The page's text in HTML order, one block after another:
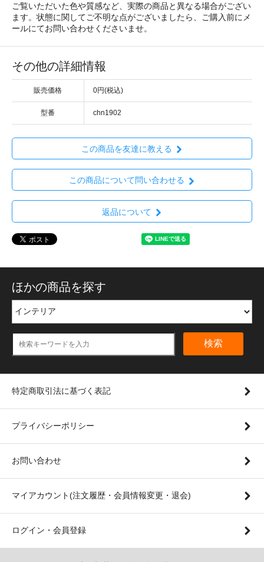
ご覧いただいた色や質感など、実際の商品と異なる場合がござい
ます。状態に関してご不明な点がございましたら、ご購入前にメ
ールにてお問い合わせくださいませ。
その他の詳細情報
販売価格 0円(税込)
型番 chn1902
この商品を友達に教える
この商品について問い合わせる
返品について
ほかの商品を探す
検索
特定商取引法に基づく表記
プライバシーポリシー
お問い合わせ
マイアカウント(注文履歴・会員情報変更・退会)
ログイン・会員登録